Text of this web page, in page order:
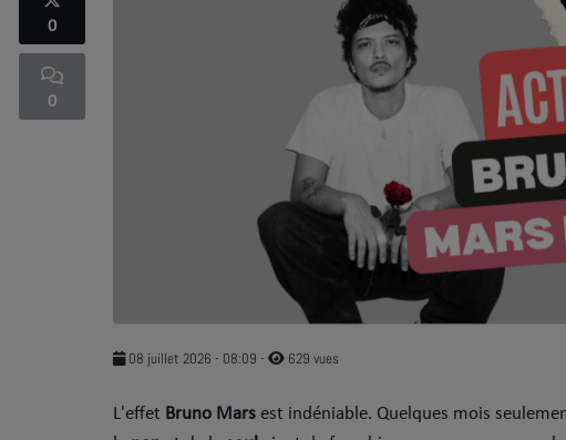
SOUL ADDICT PLAY
Flash News
5 bonnes raisons
URBAN CULTURE
0
0
08 juillet 2026 - 08:09 - 629 vues
​L'effet Bruno Mars est indéniable. Quelques mois